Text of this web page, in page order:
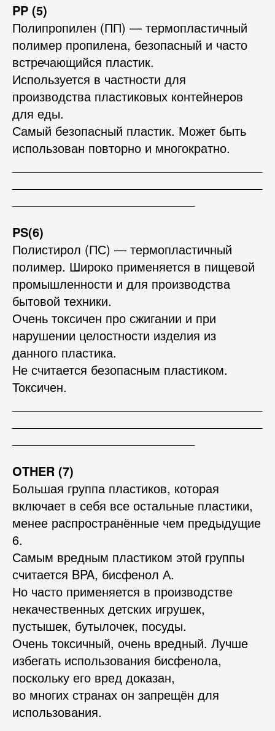
PP (5)
Полипропилен (ПП) — термопластичный
полимер пропилена, безопасный и часто
встречающийся пластик.
Используется в частности для
производства пластиковых контейнеров
для еды.
Самый безопасный пластик. Может быть
использован повторно и многократно.
PS(6)
Полистирол (ПС) — термопластичный
полимер. Широко применяется в пищевой
промышленности и для производства
бытовой техники.
Очень токсичен про сжигании и при
нарушении целостности изделия из
данного пластика.
Не считается безопасным пластиком.
Токсичен.
OTHER (7)
Большая группа пластиков, которая
включает в себя все остальные пластики,
менее распространённые чем предыдущие
6.
Самым вредным пластиком этой группы
считается BPA, бисфенол А.
Но часто применяется в производстве
некачественных детских игрушек,
пустышек, бутылочек, посуды.
Очень токсичный, очень вредный. Лучше
избегать использования бисфенола,
поскольку его вред доказан,
во многих странах он запрещён для
использования.